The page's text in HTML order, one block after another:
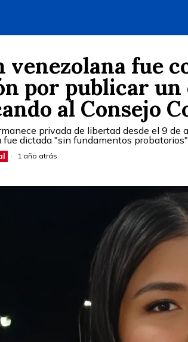
venezolana fue
por publicar un
al Consejo
privada de libertad desde el 9 de
fue dictada "sin fundamentos
1 año atrás